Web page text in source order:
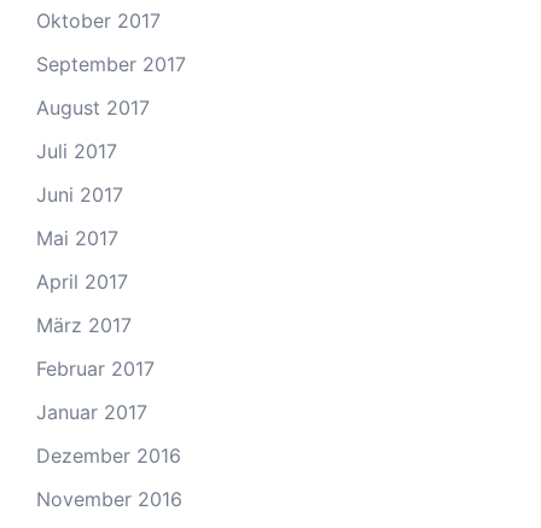
Oktober 2017
September 2017
August 2017
Juli 2017
Juni 2017
Mai 2017
April 2017
März 2017
Februar 2017
Januar 2017
Dezember 2016
November 2016